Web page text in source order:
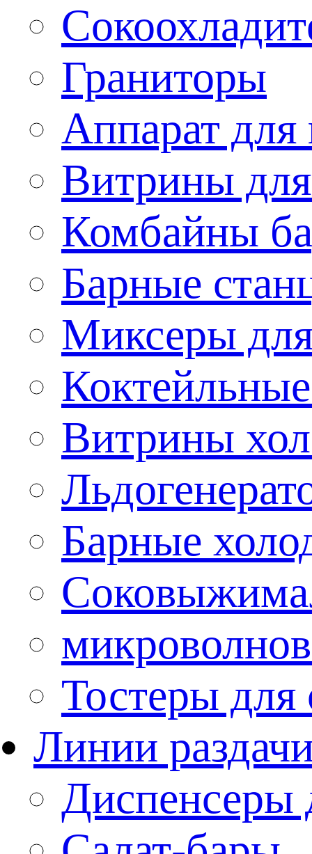
Граниторы
Аппарат для
Витрины
Комбайны
Барные
Миксеры
Витрины
Барные
Тостеры
Линии
Диспенсеры